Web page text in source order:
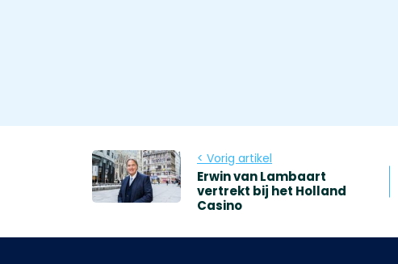
< Vorig artikel
Erwin van Lambaart
vertrekt bij het Holland
Casino